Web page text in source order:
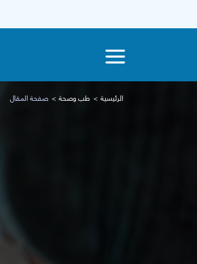
الرئيسية طب وصحة صفحة المقال